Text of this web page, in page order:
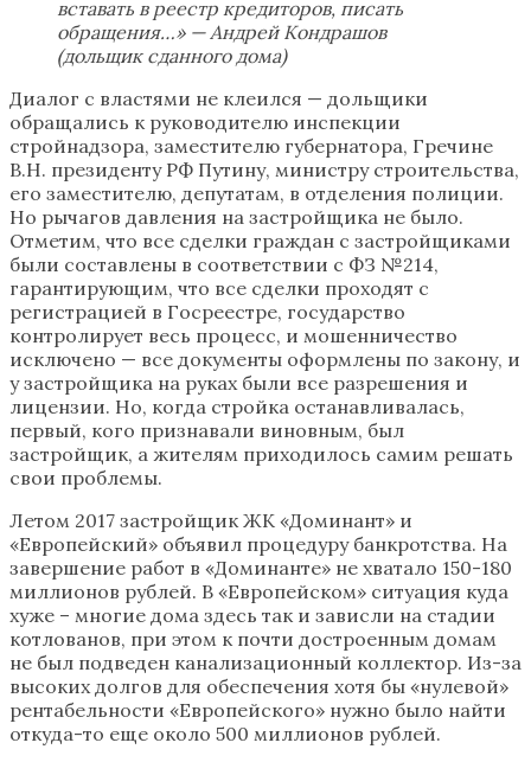
вставать в реестр кредиторов, писать
обращения…» — Андрей Кондрашов
(дольщик сданного дома)
Диалог с властями не клеился — дольщики
обращались к руководителю инспекции
стройнадзора, заместителю губернатора, Гречине
В.Н. президенту РФ Путину, министру строительства,
его заместителю, депутатам, в отделения полиции.
Но рычагов давления на застройщика не было.
Отметим, что все сделки граждан с застройщиками
были составлены в соответствии с ФЗ №214,
гарантирующим, что все сделки проходят с
регистрацией в Госреестре, государство
контролирует весь процесс, и мошенничество
исключено — все документы оформлены по закону, и
у застройщика на руках были все разрешения и
лицензии. Но, когда стройка останавливалась,
первый, кого признавали виновным, был
застройщик, а жителям приходилось самим решать
свои проблемы.
Летом 2017 застройщик ЖК «Доминант» и
«Европейский» объявил процедуру банкротства. На
завершение работ в «Доминанте» не хватало 150-180
миллионов рублей. В «Европейском» ситуация куда
хуже – многие дома здесь так и зависли на стадии
котлованов, при этом к почти достроенным домам
не был подведен канализационный коллектор. Из-за
высоких долгов для обеспечения хотя бы «нулевой»
рентабельности «Европейского» нужно было найти
откуда-то еще около 500 миллионов рублей.